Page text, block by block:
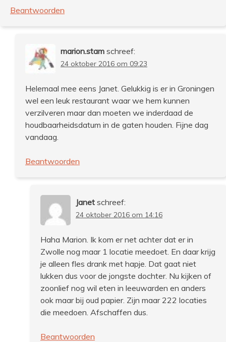
Beantwoorden
marion.stam schreef:
24 oktober 2016 om 09:23
Helemaal mee eens Janet. Gelukkig is er in Groningen
wel een leuk restaurant waar we hem kunnen
verzilveren maar dan moeten we inderdaad de
houdbaarheidsdatum in de gaten houden. Fijne dag
vandaag.
Beantwoorden
Janet schreef:
24 oktober 2016 om 14:16
Haha Marion. Ik kom er net achter dat er in
Zwolle nog maar 1 locatie meedoet. En daar krijg
je alleen fles drank met hapje. Dat gaat niet
lukken dus voor de jongste dochter. Nu kijken of
zoonlief nog wil eten in leeuwarden en anders
ook maar bij oud papier. Zijn maar 222 locaties
die meedoen. Afschaffen dus.
Beantwoorden